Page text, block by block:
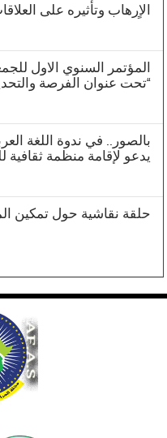
الاٍرهاب وتأثيره على
المؤتمر السنوي الاول
“تحت عنوان الفرصة
بالصور.. في ندوة اللغة
يدعو لإقامة منظمة
حلقة نقاشية حول تمكين